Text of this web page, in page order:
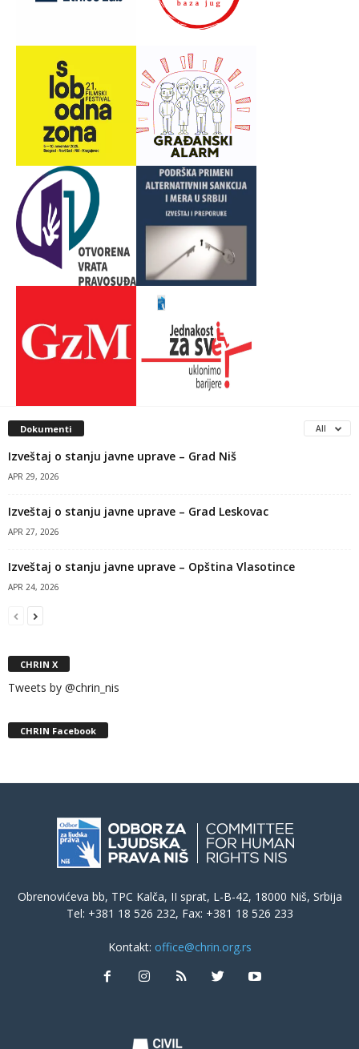
Dokumenti All
Izveštaj o stanju javne uprave – Grad Niš
APR 29, 2026
Izveštaj o stanju javne uprave – Grad Leskovac
APR 27, 2026
Izveštaj o stanju javne uprave – Opština Vlasotince
APR 24, 2026
CHRIN X
Tweets by @chrin_nis
CHRIN Facebook
Obrenovićeva bb, TPC Kalča, II sprat, L-B-42, 18000 Niš, Srbija
Tel: +381 18 526 232, Fax: +381 18 526 233
Kontakt: office@chrin.org.rs